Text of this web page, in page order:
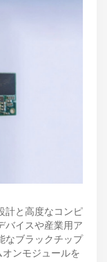
計と高度なコンピ
バイスや産業用ア
なブラックチップ
オンモジュールを